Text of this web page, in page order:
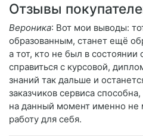
Отзывы
Вероника: Вот мои выводы:
образованным, станет ещё
а тот, кто не был в состоянии
справиться с курсовой,
знаний так дальше и
заказчиков сервиса
на данный момент именно не
работу для себя.